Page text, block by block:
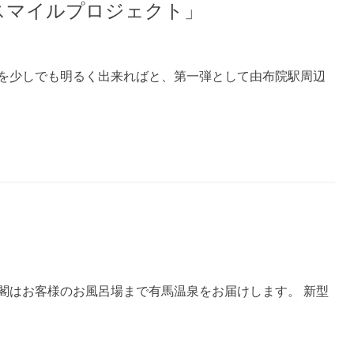
イルプロジェクト」
しでも明るく出来ればと、第一弾として由布院駅周辺
お客様のお風呂場まで有馬温泉をお届けします。 新型